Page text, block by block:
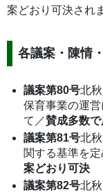
案どおり可決され
各議案・陳情
議案第80号北
保育事業の運
て／賛成多数
議案第81号北
関する基準を
案どおり可決
議案第82号北